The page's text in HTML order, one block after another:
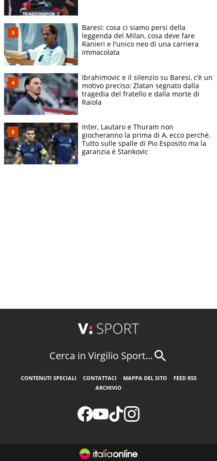
Baresi: cosa ci siamo persi della
leggenda del Milan, cosa deve fare
Ranieri e l'unico neo di una carriera
immacolata
Ibrahimovic e il silenzio su Baresi, c’è un
motivo preciso: Zlatan segnato dalla
tragedia del fratello e dalla morte di
Raiola
Inter, Lautaro e Thuram non
giocheranno la prima di A, ecco perchè.
Tutto sulle spalle di Pio Esposito ma la
garanzia è Stankovic
Cerca in Virgilio Sport...
CONTENUTI SPECIALI CONTATTACI MAPPA DEL SITO
FEED RSS
ARCHIVIO